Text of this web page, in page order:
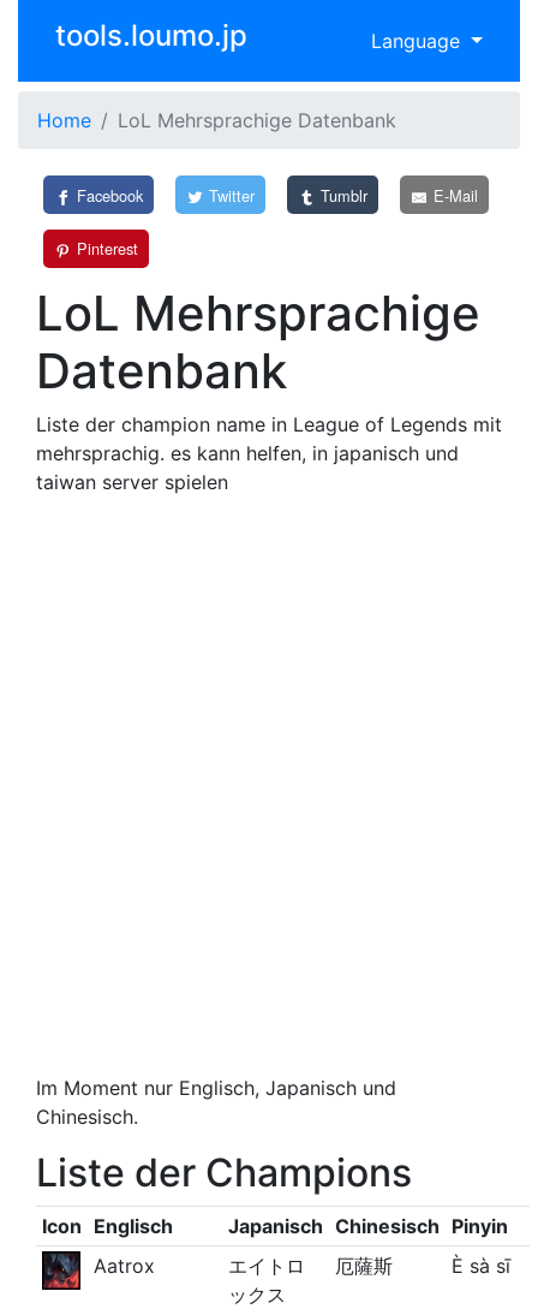
tools.loumo.jp Language
Home LoL Mehrsprachige Datenbank
Facebook Twitter Tumblr E-Mail
Pinterest
LoL Mehrsprachige
Datenbank
Liste der champion name in League of Legends mit
mehrsprachig. es kann helfen, in japanisch und
taiwan server spielen
Im Moment nur Englisch, Japanisch und
Chinesisch.
Liste der Champions
Icon Englisch Japanisch Chinesisch Pinyin
Aatrox
エイトロ
ックス
厄薩斯 È sà sī